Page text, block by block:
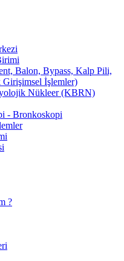
Balon, Bypass, Kalp Pili,
İşlemler)
Nükleer (KBRN)
- Bronkoskopi
?